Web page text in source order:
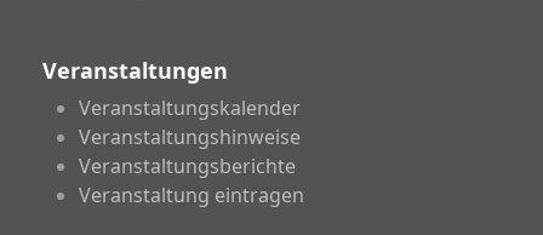
Veranstaltungen
Veranstaltungskalender
Veranstaltungshinweise
Veranstaltungsberichte
Veranstaltung eintragen